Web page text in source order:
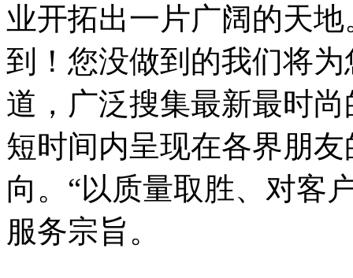
业开拓出一片广阔的天
到！您没做到的我们将
道，广泛搜集最新最时
短时间内呈现在各界朋
向。“以质量取胜、对客
服务宗旨。